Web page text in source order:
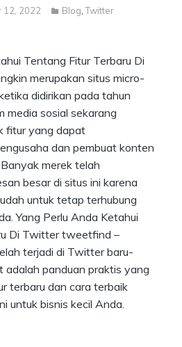
12, 2022 Blog ,Twitter
Tentang Fitur Terbaru Di
merupakan situs micro-
didirikan pada tahun
sosial sekarang
fitur yang dapat
dan pembuat konten
merek telah
besar di situs ini karena
untuk tetap terhubung
Yang Perlu Anda Ketahui
Di Twitter tweetfind –
terjadi di Twitter baru-
adalah panduan praktis yang
terbaru dan cara terbaik
untuk bisnis kecil Anda.